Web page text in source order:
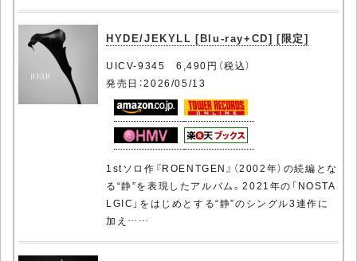
HYDE/JEKYLL [Blu-ray+CD] [限定]
UICV-9345 6,490円（税込）
発売日：2026/05/13
1stソロ作『ROENTGEN』（2002年）の続編とな
る“静”を表現したアルバム。2021年の「NOSTA
LGIC」をはじめとする“静”のシングル3連作に
加え……